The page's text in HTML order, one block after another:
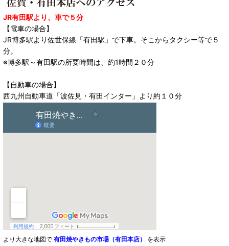
JR有田駅より、車で５分
【電車の場合】
JR博多駅より佐世保線「有田駅」で下車。そこからタクシー等で５
分。
※博多駅～有田駅の所要時間は、約1時間２０分
【自動車の場合】
西九州自動車道「波佐見・有田インター」より約１０分
より大きな地図で 有田焼やきもの市場（有田本店） を表示